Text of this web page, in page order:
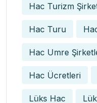
Hac Turizm
Hac Turu
Hac Umre
Hac Ücretleri
Lüks Hac